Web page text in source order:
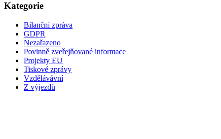
Kategorie
Bilanční zpráva
GDPR
Nezařazeno
Povinně zveřejňované informace
Projekty EU
Tiskové zprávy
Vzdělávávní
Z výjezdů